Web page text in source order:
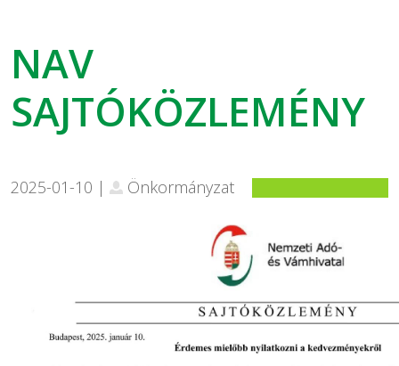
NAV
SAJTÓKÖZLEMÉNY
2025-01-10 | Önkormányzat